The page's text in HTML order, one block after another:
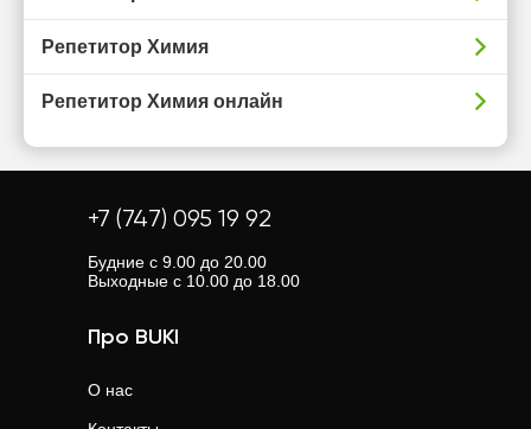
Репетитор Химия
Репетитор Химия онлайн
+7 (747) 095 19 92
Будние с 9.00 до 20.00
Выходные с 10.00 до 18.00
Про BUKI
О нас